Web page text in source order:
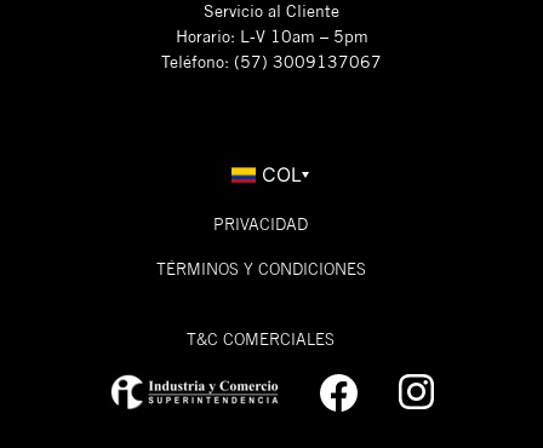
Servicio al Cliente
Horario: L-V 10am – 5pm
Teléfono: (57) 3009137067
COL
PRIVACIDAD
TÉRMINOS Y CONDICIONES
T&C COMERCIALES